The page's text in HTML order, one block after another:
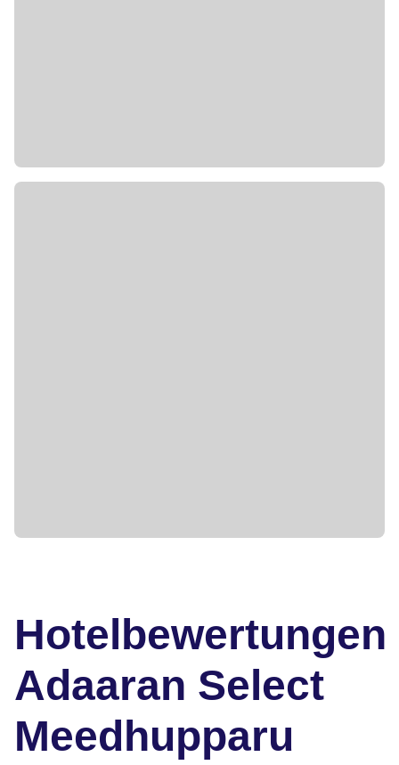
Hotelbewertungen
Adaaran Select
Meedhupparu